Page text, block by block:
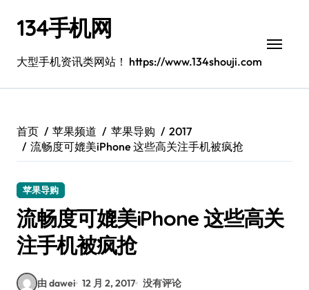
134手机网
大型手机资讯类网站！ https://www.134shouji.com
首页 苹果频道 苹果导购
2017
流畅度可媲美iPhone 这些高关注手机被疯抢
苹果导购
流畅度可媲美iPhone 这些高关
注手机被疯抢
由 dawei 12 月 2, 2017 没有评论